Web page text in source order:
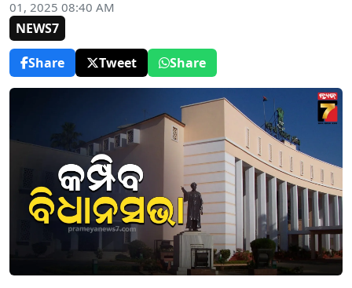
01, 2025 08:40 AM
NEWS7
Share
Tweet Share